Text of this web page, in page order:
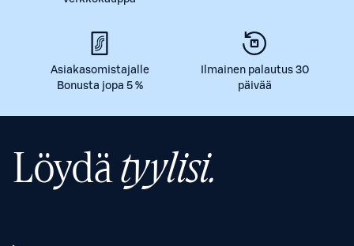
Asiakasomistajalle
Bonusta jopa 5 %
Ilmainen palautus 30
päivää
Löydätyylisi.